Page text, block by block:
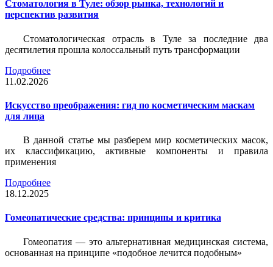
Стоматология в Туле: обзор рынка, технологий и
перспектив развития
Стоматологическая отрасль в Туле за последние два
десятилетия прошла колоссальный путь трансформации
Подробнее
11.02.2026
Искусство преображения: гид по косметическим маскам
для лица
В данной статье мы разберем мир косметических масок,
их классификацию, активные компоненты и правила
применения
Подробнее
18.12.2025
Гомеопатические средства: принципы и критика
Гомеопатия — это альтернативная медицинская система,
основанная на принципе «подобное лечится подобным»